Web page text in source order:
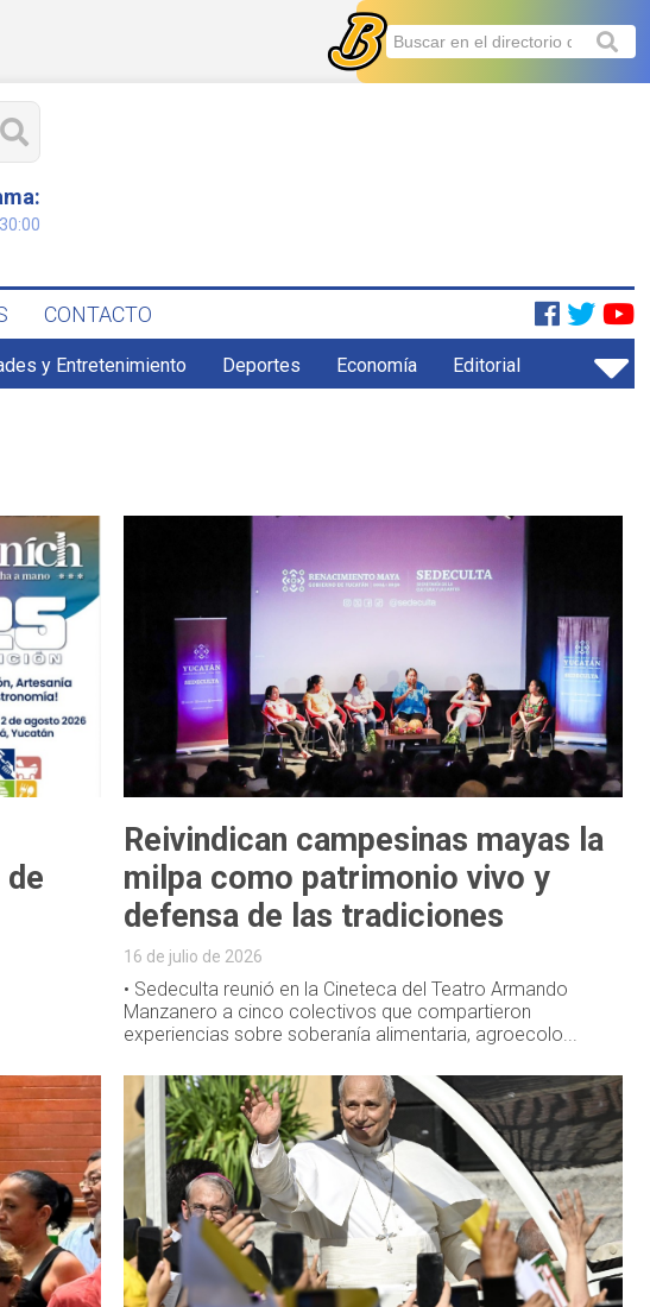
CONTACTO
y Entretenimiento Deportes Economía Editorial
Reivindican campesinas mayas la
milpa como patrimonio vivo y
defensa de las tradiciones
16 de julio de 2026
• Sedeculta reunió en la Cineteca del Teatro Armando
Manzanero a cinco colectivos que compartieron
experiencias sobre soberanía alimentaria, agroecolo...